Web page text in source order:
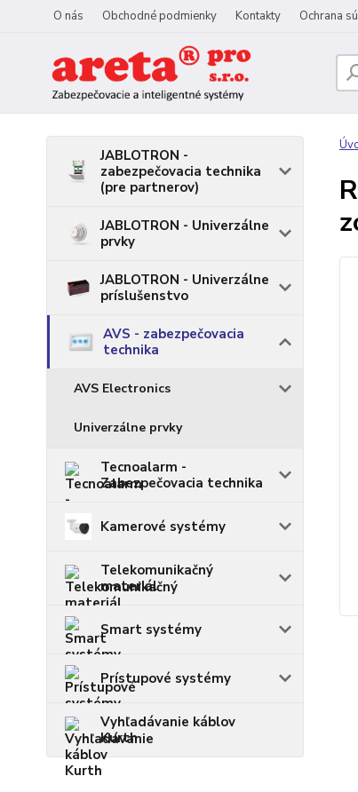
O nás Obchodné podmienky Kontakty Ochrana
JABLOTRON -
zabezpečovacia technika
(pre partnerov)
JABLOTRON - Univerzálne
prvky
JABLOTRON - Univerzálne
príslušenstvo
AVS - zabezpečovacia
technika
AVS Electronics
Univerzálne prvky
Tecnoalarm -
Zabezpečovacia technika
Kamerové systémy
Telekomunikačný
materiál
Smart systémy
Prístupové systémy
Vyhľadávanie káblov
Kurth